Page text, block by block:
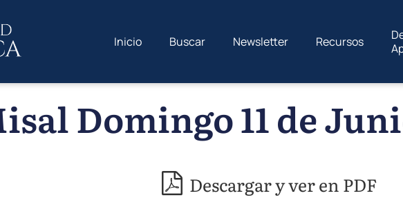
Inicio Buscar Newsletter Recursos
Domingo 11 de
Descargar y ver en PDF